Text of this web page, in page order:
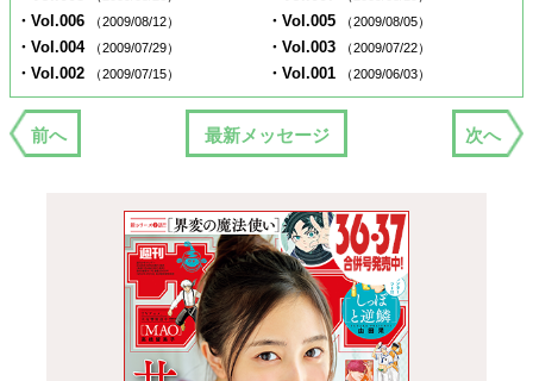
・Vol.006 （2009/08/12） ・Vol.005 （2009/08/05）
・Vol.004 （2009/07/29） ・Vol.003 （2009/07/22）
・Vol.002 （2009/07/15） ・Vol.001 （2009/06/03）
前へ 最新メッセージ 次へ